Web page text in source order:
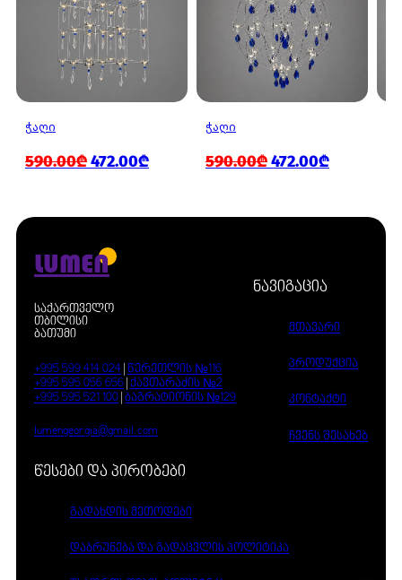
ᲭᲐᲦᲘ
590.00₾472.00₾
ᲭᲐᲦᲘ
590.00₾472.00₾
LUMEN
საქართველო
თბილისი
ბათუმი
+995 599 414 024 წერეთლის №116
+995 595 056 656 ქავთარაძის №2
+995 595 521 100 ბაგრატიონის №129
lumengeorgia@gmail.com
ნავიგაცია
მთავარი
პროდუქცია
კონტაქტი
ჩვენს შესახებ
წესები და პირობები
გადახდის მეთოდები
დაბრუნება და გადაცვლის პოლიტიკა